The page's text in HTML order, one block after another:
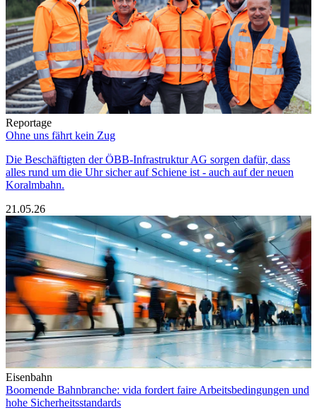
Reportage
Ohne uns fährt kein Zug
Die Beschäftigten der ÖBB-Infrastruktur AG sorgen dafür, dass
alles rund um die Uhr sicher auf Schiene ist - auch auf der neuen
Koralmbahn.
21.05.26
Eisenbahn
Boomende Bahnbranche: vida fordert faire Arbeitsbedingungen und
hohe Sicherheitsstandards